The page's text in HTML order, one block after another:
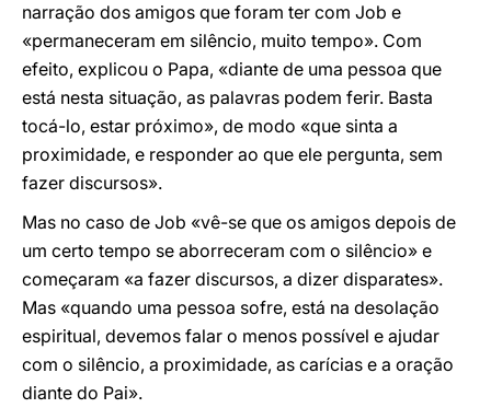
narração dos amigos que foram ter com Job e
«permaneceram em silêncio, muito tempo». Com
efeito, explicou o Papa, «diante de uma pessoa que
está nesta situação, as palavras podem ferir. Basta
tocá-lo, estar próximo», de modo «que sinta a
proximidade, e responder ao que ele pergunta, sem
fazer discursos».
Mas no caso de Job «vê-se que os amigos depois de
um certo tempo se aborreceram com o silêncio» e
começaram «a fazer discursos, a dizer disparates».
Mas «quando uma pessoa sofre, está na desolação
espiritual, devemos falar o menos possível e ajudar
com o silêncio, a proximidade, as carícias e a oração
diante do Pai».